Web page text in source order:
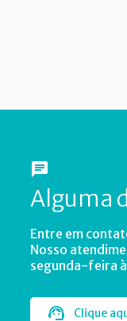
Alguma
Entre em
Nosso
segunda-feira
Clique